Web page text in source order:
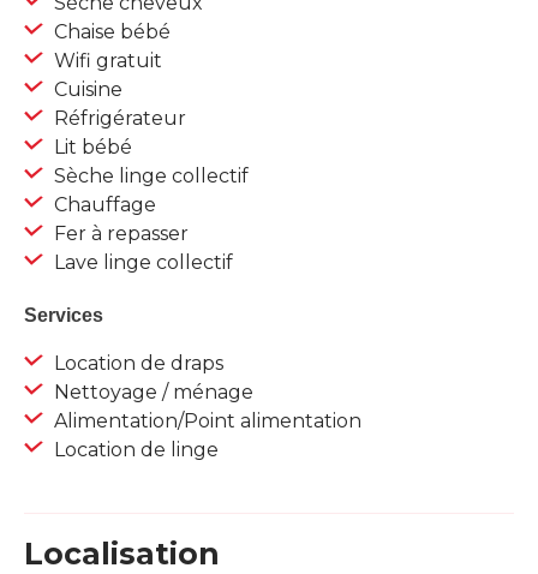
Chaise bébé
Wifi gratuit
Cuisine
Réfrigérateur
Lit bébé
Sèche linge collectif
Chauffage
Fer à repasser
Lave linge collectif
Services
Location de draps
Nettoyage / ménage
Alimentation/Point alimentation
Location de linge
Localisation